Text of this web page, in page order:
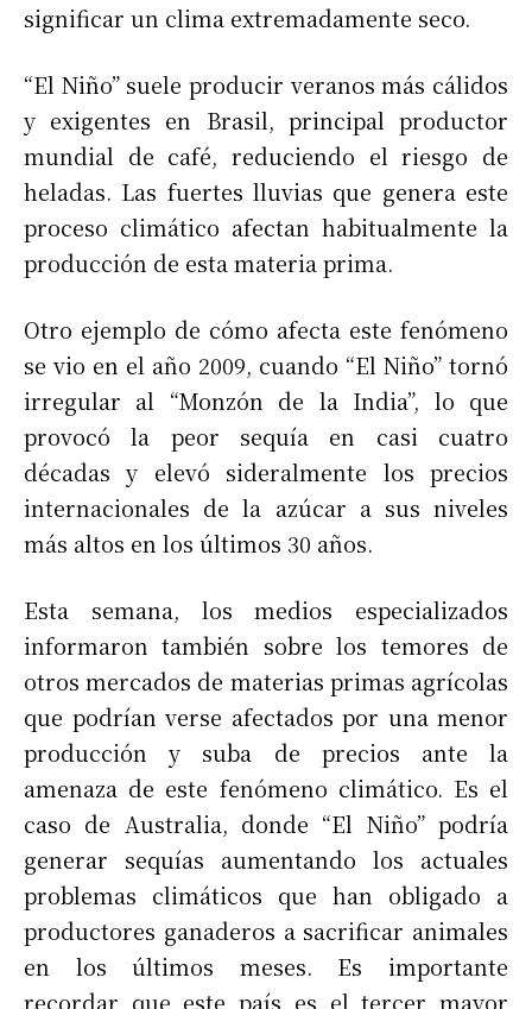
significar un clima extremadamente seco.
“El Niño” suele producir veranos más cálidos
y exigentes en Brasil, principal productor
mundial de café, reduciendo el riesgo de
heladas. Las fuertes lluvias que genera este
proceso climático afectan habitualmente la
producción de esta materia prima.
Otro ejemplo de cómo afecta este fenómeno
se vio en el año 2009, cuando “El Niño” tornó
irregular al “Monzón de la India”, lo que
provocó la peor sequía en casi cuatro
décadas y elevó sideralmente los precios
internacionales de la azúcar a sus niveles
más altos en los últimos 30 años.
Esta semana, los medios especializados
informaron también sobre los temores de
otros mercados de materias primas agrícolas
que podrían verse afectados por una menor
producción y suba de precios ante la
amenaza de este fenómeno climático. Es el
caso de Australia, donde “El Niño” podría
generar sequías aumentando los actuales
problemas climáticos que han obligado a
productores ganaderos a sacrificar animales
en los últimos meses. Es importante
recordar que este país es el tercer mayor